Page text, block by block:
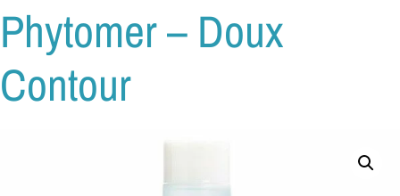
Phytomer – Doux
Contour